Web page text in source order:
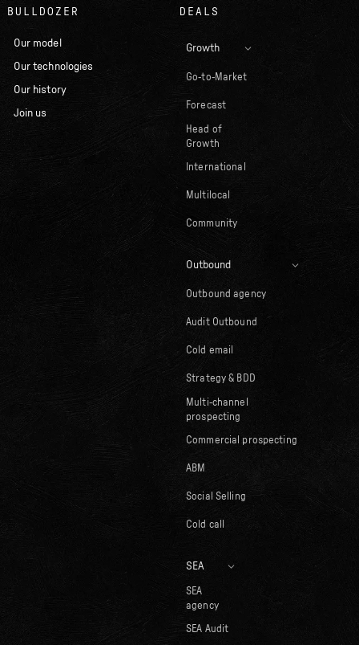
BULLDOZER
Our model
Our technologies
Our history
Join us
DEALS
Growth
Go-to-Market
Forecast
Head of
Growth
International
Multilocal
Community
Outbound
Outbound agency
Audit Outbound
Cold email
Strategy & BDD
Multi-channel
prospecting
Commercial prospecting
ABM
Social Selling
Cold call
SEA
SEA
agency
SEA Audit